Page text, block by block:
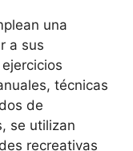
una
a sus
técnicas
de
se utilizan
recreativas